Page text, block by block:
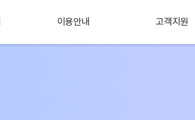
이용안내 고객지원